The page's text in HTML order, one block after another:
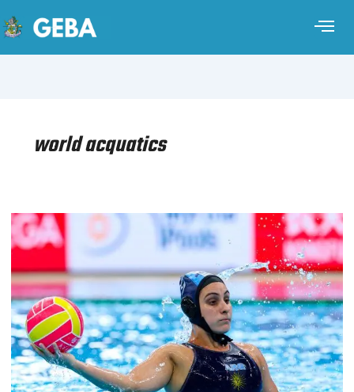
world acquatics
WATERPOLO
FEMENINO
–
MUNDIAL
SINGAPUR
2025